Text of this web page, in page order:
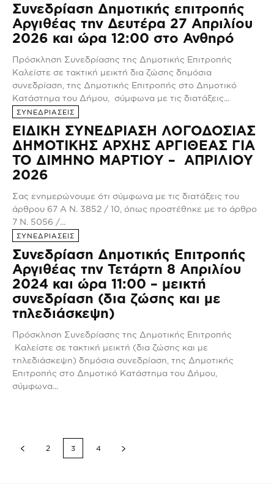
Συνεδρίαση Δημοτικής επιτροπής
Αργιθέας την Δευτέρα 27 Απριλίου
2026 και ώρα 12:00 στο Ανθηρό
Πρόσκληση Συνεδρίασης της Δημοτικής Επιτροπής
Καλείστε σε τακτική μεικτή δια ζώσης δημόσια
συνεδρίαση, της Δημοτικής Επιτροπής στο Δημοτικό
Κατάστημα του Δήμου, σύμφωνα με τις διατάξεις...
ΣΥΝΕΔΡΙΑΣΕΙΣ
ΕΙΔΙΚΗ ΣΥΝΕΔΡΙΑΣΗ ΛΟΓΟΔΟΣΙΑΣ
ΔΗΜΟΤΙΚΗΣ ΑΡΧΗΣ ΑΡΓΙΘΕΑΣ ΓΙΑ
ΤΟ ΔΙΜΗΝΟ ΜΑΡΤΙΟΥ – ΑΠΡΙΛΙΟΥ
2026
Σας ενημερώνουμε ότι σύμφωνα με τις διατάξεις του
άρθρου 67 Α Ν. 3852 / 10, όπως προστέθηκε με το άρθρο
7 Ν. 5056 /...
ΣΥΝΕΔΡΙΑΣΕΙΣ
Συνεδρίαση Δημοτικής Επιτροπής
Αργιθέας την Τετάρτη 8 Απριλίου
2024 και ώρα 11:00 – μεικτή
συνεδρίαση (δια ζώσης και με
τηλεδιάσκεψη)
Πρόσκληση Συνεδρίασης της Δημοτικής Επιτροπής
Καλείστε σε τακτική μεικτή (δια ζώσης και με
τηλεδιάσκεψη) δημόσια συνεδρίαση, της Δημοτικής
Επιτροπής στο Δημοτικό Κατάστημα του Δήμου,
σύμφωνα...
2 3 4